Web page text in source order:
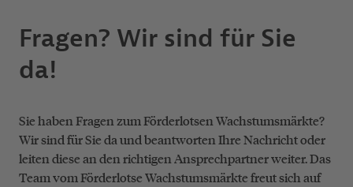
Fragen? Wir sind für Sie
da!
Sie haben Fragen zum Förderlotsen Wachstumsmärkte?
Wir sind für Sie da und beantworten Ihre Nachricht oder
leiten diese an den richtigen Ansprechpartner weiter. Das
Team vom Förderlotse Wachstumsmärkte freut sich auf